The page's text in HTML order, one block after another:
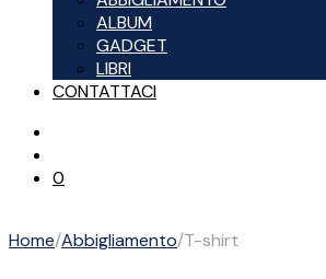
ALBUM
GADGET
LIBRI
CONTATTACI
0
Home/Abbigliamento/T-shirt